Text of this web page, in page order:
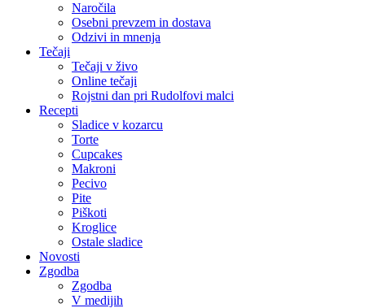
Naročila
Osebni prevzem in dostava
Odzivi in mnenja
Tečaji
Tečaji v živo
Online tečaji
Rojstni dan pri Rudolfovi malci
Recepti
Sladice v kozarcu
Torte
Cupcakes
Makroni
Pecivo
Pite
Piškoti
Kroglice
Ostale sladice
Novosti
Zgodba
Zgodba
V medijih